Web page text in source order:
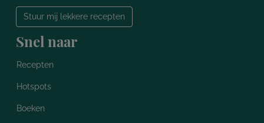
Stuur mij lekkere recepten
Snel naar
Recepten
Hotspots
Boeken